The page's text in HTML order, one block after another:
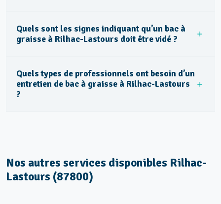
Quels sont les signes indiquant qu’un bac à
graisse à Rilhac-Lastours doit être vidé ?
Quels types de professionnels ont besoin d’un
entretien de bac à graisse à Rilhac-Lastours
?
Nos autres services disponibles Rilhac-
Lastours (87800)